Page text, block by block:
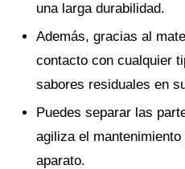
una larga durabilidad.
Además, gracias al
contacto con cualquier
sabores residuales en
Puedes separar las
agiliza el
aparato.